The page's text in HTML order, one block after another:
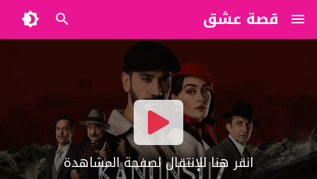
قصة عشق
?>
انقر هنا للإنتقال لصفحة المشاهدة